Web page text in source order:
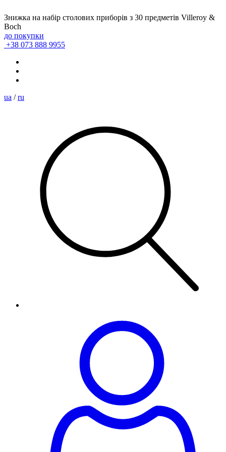
Знижка на набір столових приборів з 30 предметів Villeroy &
Boch
до покупки
+38 073 888 9955
ua / ru